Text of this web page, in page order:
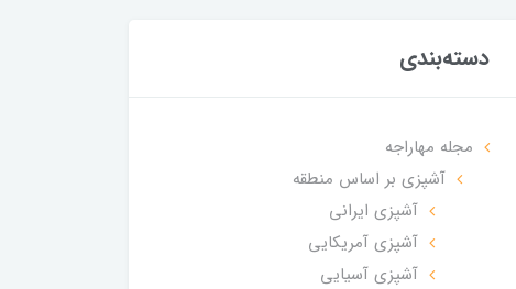
دسته‌بندی
مجله مهاراجه
آشپزی بر اساس منطقه
آشپزی ایرانی
آشپزی آمریکایی
آشپزی آسیایی